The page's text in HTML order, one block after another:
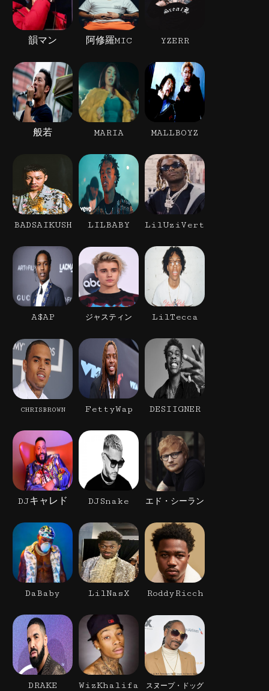
韻マン 阿修羅MIC YZERR
般若 MARIA MALLBOYZ
BADSAIKUSH LILBABY LilUziVert
A$AP ジャスティン LilTecca
CHRISBROWN FettyWap DESIIGNER
DJキャレド DJSnake エド・シーラン
DaBaby LilNasX RoddyRicch
DRAKE WizKhalifa スヌープ・ドッグ